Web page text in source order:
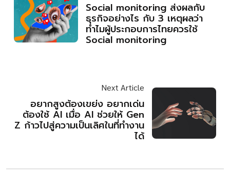
Social monitoring ส่งผลกับ
ธุรกิจอย่างไร กับ 3 เหตุผลว่า
ทำไมผู้ประกอบการไทยควรใช้
Social monitoring
Next Article
อยากสูงต้องเขย่ง อยากเด่น
ต้องใช้ AI เมื่อ AI ช่วยให้ Gen
Z ก้าวไปสู่ความเป็นเลิศในที่ทำงาน
ได้